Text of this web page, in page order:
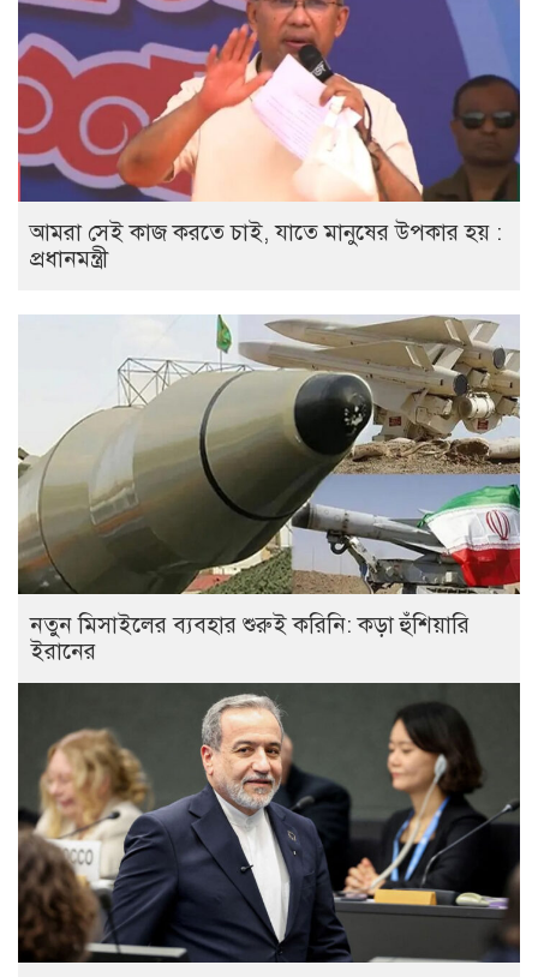
আমরা সেই কাজ করতে চাই, যাতে মানুষের উপকার হয় :
প্রধানমন্ত্রী
নতুন মিসাইলের ব্যবহার শুরুই করিনি: কড়া হুঁশিয়ারি
ইরানের